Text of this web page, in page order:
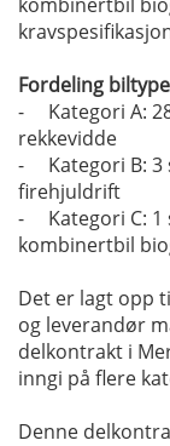
Fordeling
- Kategori A: 28
rekkevidde
- Kategori B: 3
firehjuldrift
- Kategori C: 1
kombinertbil
Det er lagt opp
og leverandør
delkontrakt i
inngi på flere
Denne